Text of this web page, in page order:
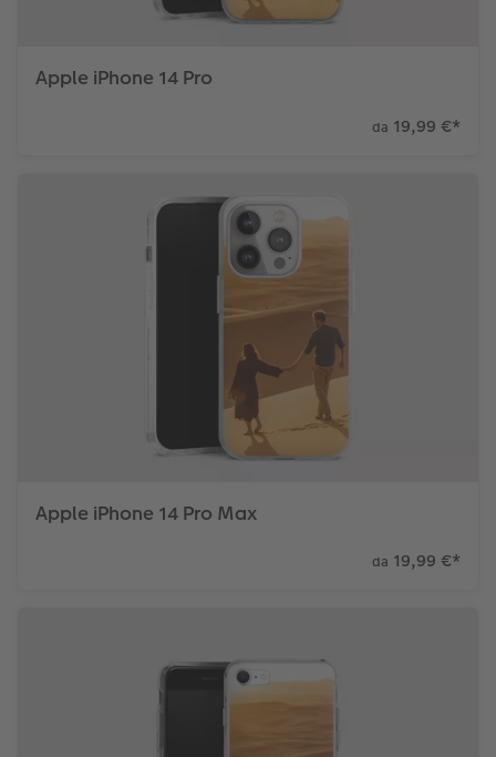
Apple iPhone 14 Pro
da 19,99 €*
Apple iPhone 14 Pro Max
da 19,99 €*